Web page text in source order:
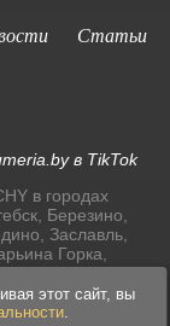
Статьи
в городах
Березино,
Заславль,
Горка,
Солигорск,
доступным
этот сайт, вы
.